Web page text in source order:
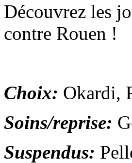
Découvrez les
contre Rouen !
Choix: Okardi,
Soins/reprise:
Suspendus: